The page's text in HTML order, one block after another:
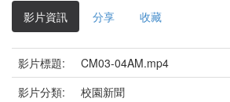
影片資訊 分享 收藏
影片標題:
CM03-04AM.mp4
影片分類:
校園新聞